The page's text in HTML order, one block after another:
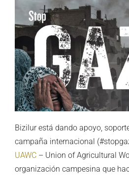
Bizilur está dando apoyo,
campaña internacional
UAWC – Union of Agricultural
organización campesina que